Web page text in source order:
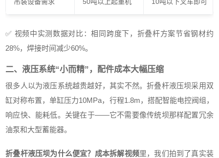
✅ 视频中实测数据对比：相同跨度下，折叠杆方案节省钢材约
28%，焊接时间减少60%。
二、液压系统“小而精”，配件成本大幅压缩
很多人以为液压系统越贵越好，其实不然。折叠杆液压坝采用双
缸对称布置，单缸压力10MPa，行程1.8m，搭配智能电控阀组，
响应快、能耗低。关键在于——它不需要像传统坝那样配置冗余
油泵和大型蓄能器。
折叠杆液压坝为什么便宜？成本拆解视频里，我们拍到了真实装